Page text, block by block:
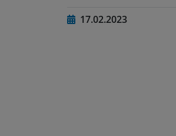
17.02.2023